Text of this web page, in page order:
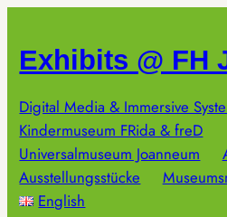
springen
Exhibits @ FH
Digital Media & Immersive
Kindermuseum FRida & freD
Universalmuseum Joanneum
Ausstellungsstücke
English